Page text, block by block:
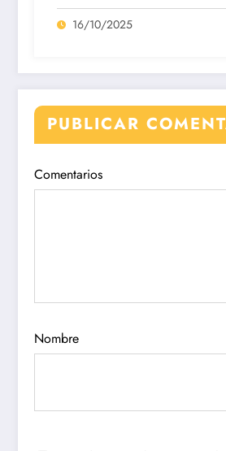
16/10/2025
PUBLICAR
Comentarios
Nombre